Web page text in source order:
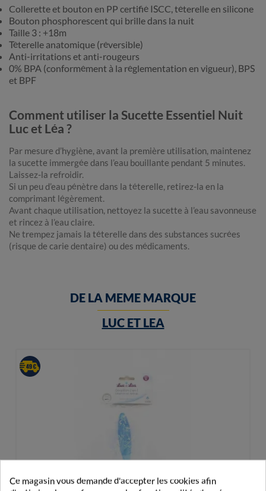
Collerette et bouton en PP certifié ISCC, téterelle en silicone
Bouton phosphorescent qui brille dans la nuit
Taille 3 : +18m
Téterelle anatomique (réversible)
Anti-irritations et anti-rougeurs
0% BPA (conformément à la réglementation en vigueur), BPS
et BPF
Comment utiliser la Sucette Essentiel Nuit
Luc et Léa ?
Par mesure d’hygiène, avant la première utilisation, maintenez
la sucette immergée dans l’eau bouillante pendant 5 minutes.
Laissez-la refroidir.
Si un peu d’eau pénètre dans la téterelle, retirez-la en la
comprimant légèrement.
Avant chaque utilisation, nettoyez la sucette à l’eau savonneuse
et rincez à l’eau claire.
Ne trempez jamais la téterelle dans des substances sucrées
(risque de carie dentaire) ou des médicaments.
DE LA MEME MARQUE
LUC ET LEA
Ce magasin vous demande d'accepter les cookies afin